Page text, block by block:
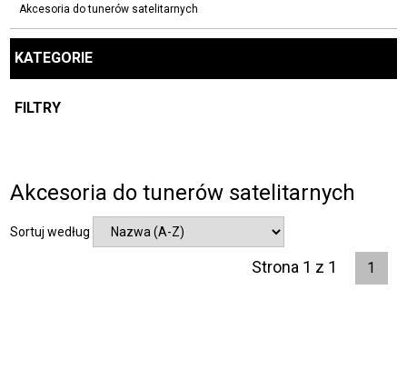
Akcesoria do tunerów satelitarnych
KATEGORIE
FILTRY
Akcesoria do tunerów satelitarnych
Sortuj według
Strona 1 z 1 1